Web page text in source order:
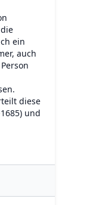
ein
auch
diese
und